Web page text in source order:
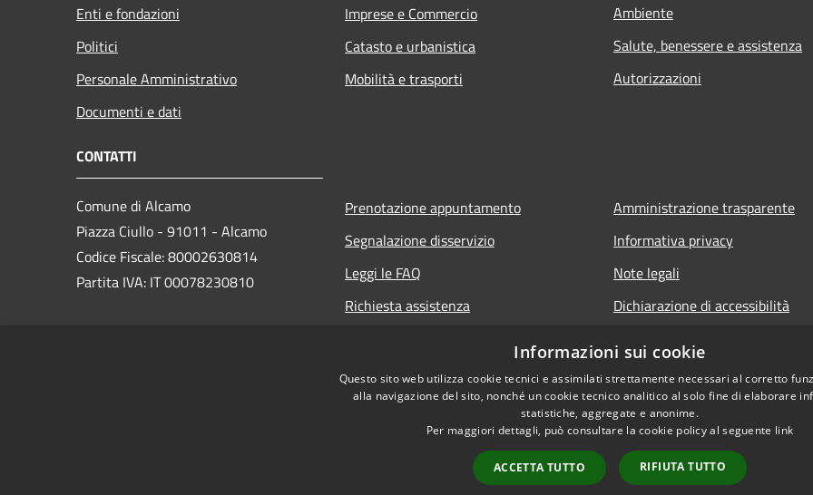
Enti e fondazioni
Politici
Personale Amministrativo
Documenti e dati
Imprese e Commercio
Catasto e urbanistica
Mobilità e trasporti
Ambiente
Salute, benessere e assistenza
Autorizzazioni
CONTATTI
Comune di Alcamo
Piazza Ciullo - 91011 - Alcamo
Codice Fiscale: 80002630814
Partita IVA: IT 00078230810
Prenotazione appuntamento
Segnalazione disservizio
Leggi le FAQ
Richiesta assistenza
Amministrazione trasparente
Informativa privacy
Note legali
Dichiarazione di accessibilità
Informazioni sui cookie
Questo sito web utilizza cookie tecnici e assimilati strettamente necessari al corretto
alla navigazione del sito, nonché un cookie tecnico analitico al solo fine di elaborare
statistiche, aggregate e anonime.
Per maggiori dettagli, può consultare la cookie policy al seguente link
ACCETTA TUTTO RIFIUTA TUTTO